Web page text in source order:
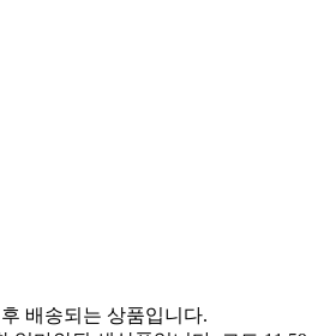
배송되는 상품입니다.